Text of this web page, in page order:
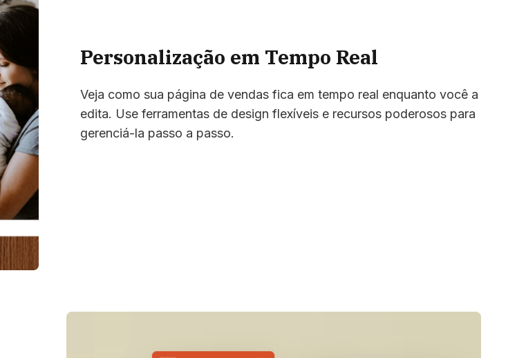
Personalização em Tempo Real
Veja como sua página de vendas fica em tempo real enquanto você a
edita. Use ferramentas de design flexíveis e recursos poderosos para
gerenciá-la passo a passo.